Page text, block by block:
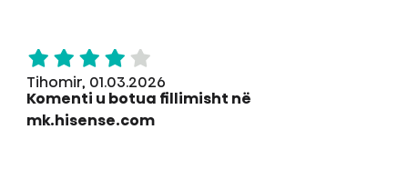
Tihomir, 01.03.2026
Komenti u botua fillimisht në
mk.hisense.com